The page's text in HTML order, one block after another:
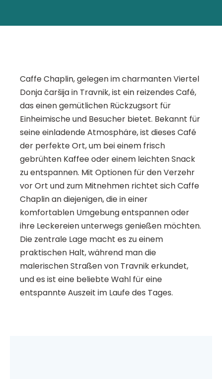
Caffe Chaplin, gelegen im charmanten Viertel
Donja čaršija in Travnik, ist ein reizendes Café,
das einen gemütlichen Rückzugsort für
Einheimische und Besucher bietet. Bekannt für
seine einladende Atmosphäre, ist dieses Café
der perfekte Ort, um bei einem frisch
gebrühten Kaffee oder einem leichten Snack
zu entspannen. Mit Optionen für den Verzehr
vor Ort und zum Mitnehmen richtet sich Caffe
Chaplin an diejenigen, die in einer
komfortablen Umgebung entspannen oder
ihre Leckereien unterwegs genießen möchten.
Die zentrale Lage macht es zu einem
praktischen Halt, während man die
malerischen Straßen von Travnik erkundet,
und es ist eine beliebte Wahl für eine
entspannte Auszeit im Laufe des Tages.